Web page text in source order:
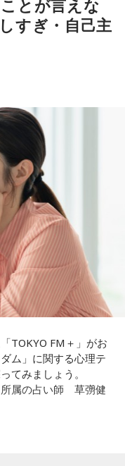
、JFN全国38局ネッ
、潮紗理菜
countdownjapan/
れ描いて死ね」のエ
た？
を描くことを題材に
みました。それで、0
べて火種を燃やしてい
えていくみたいな。
でやっていくぞ！」
っているとき
いる部分があったの
として曲を書かせて
部分が出た作品にな
っている曲ですよ
てみたい」という気
私生活は充実してお
は辞められません。
、幸せになるぞとい
ないでしょうか？
うになりながらも、
し、江原は「意外な
置きした上で、具体
し上げるようだけれ
ちゃんと食べて、よ
規則でしょう？ 夜勤
身体のコンディショ
うの。
ィジカルとスピリチ
体に健全な精神宿
とか、そういう風に
コンディションが良
とが言えな
すぎ・自己主
TOKYO FM＋」がお
ム」に関する心理テ
てみましょう。
所属の占い師 草彅健